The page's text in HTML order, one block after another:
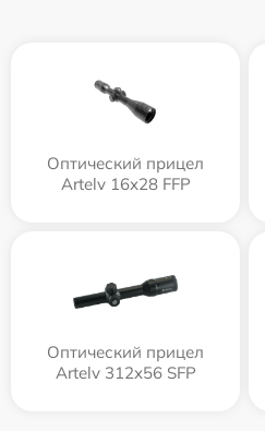
Оптический прицел
Artelv 16x28 FFP
Оптический прицел
Artelv 312x56 SFP